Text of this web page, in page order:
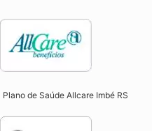
Plano de Saúde Allcare Imbé RS​